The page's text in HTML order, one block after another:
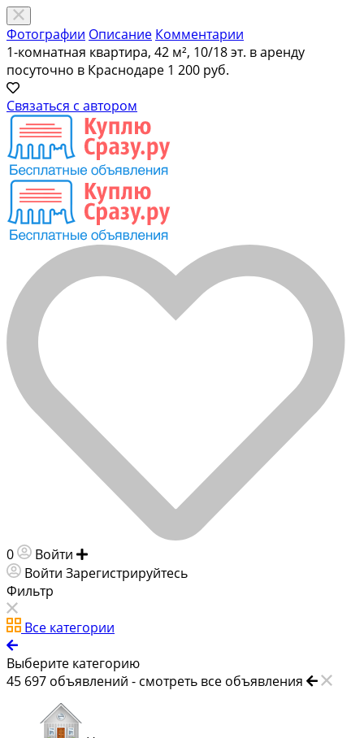
Фотографии Описание Комментарии
1-комнатная квартира, 42 м², 10/18 эт. в аренду
посуточно в Краснодаре 1 200 руб.
Связаться с автором
0 Войти
Войти Зарегистрируйтесь
Фильтр
Все категории
Выберите категорию
45 697 объявлений - смотреть все объявления